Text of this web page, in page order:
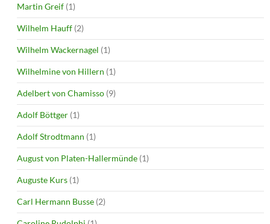
Martin Greif (1)
Wilhelm Hauff (2)
Wilhelm Wackernagel (1)
Wilhelmine von Hillern (1)
Adelbert von Chamisso (9)
Adolf Böttger (1)
Adolf Strodtmann (1)
August von Platen-Hallermünde (1)
Auguste Kurs (1)
Carl Hermann Busse (2)